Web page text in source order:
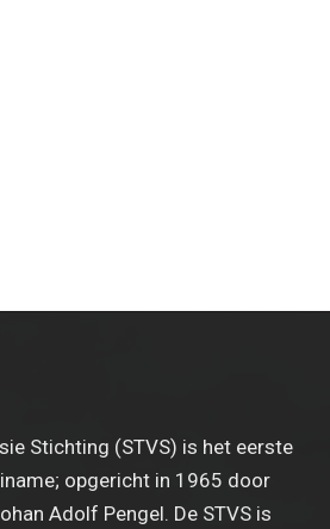
Stichting (STVS) is het eerste
opgericht in 1965 door
Adolf Pengel. De STVS is